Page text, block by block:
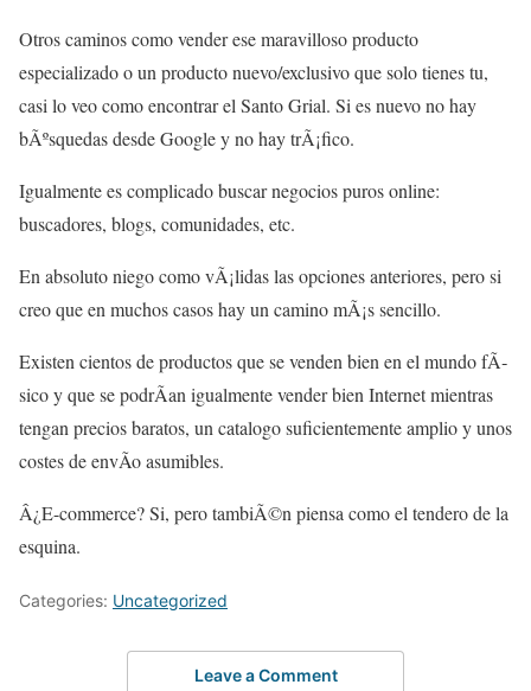
Otros caminos como vender ese maravilloso producto
especializado o un producto nuevo/exclusivo que solo tienes tu,
casi lo veo como encontrar el Santo Grial. Si es nuevo no hay
bÃºsquedas desde Google y no hay trÃ¡fico.
Igualmente es complicado buscar negocios puros online:
buscadores, blogs, comunidades, etc.
En absoluto niego como vÃ¡lidas las opciones anteriores, pero si
creo que en muchos casos hay un camino mÃ¡s sencillo.
Existen cientos de productos que se venden bien en el mundo fÃ­
sico y que se podrÃ­an igualmente vender bien Internet mientras
tengan precios baratos, un catalogo suficientemente amplio y unos
costes de envÃ­o asumibles.
Â¿E-commerce? Si, pero tambiÃ©n piensa como el tendero de la
esquina.
Categories: Uncategorized
Leave a Comment